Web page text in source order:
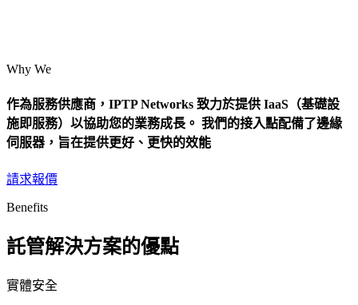
Why We
作為服務供應商，IPTP Networks 致力於提供 IaaS（基礎設
施即服務）以協助您的業務成長。 我們的接入點配備了邊緣
伺服器，旨在提供更好、更快的效能
請求報價
Benefits
託管解決方案的優點
實體安全